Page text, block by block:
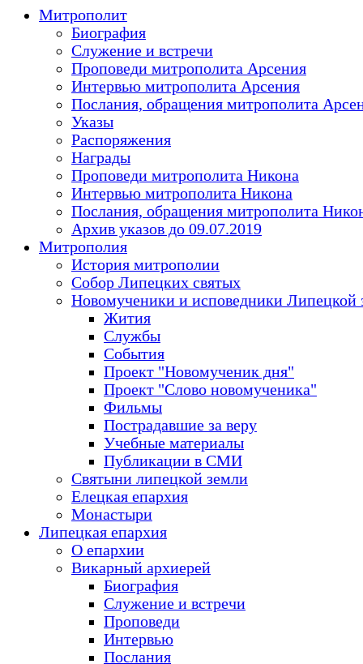
Митрополит
Биография
Служение и встречи
Проповеди митрополита Арсения
Интервью митрополита Арсения
Послания, обращения митрополита
Указы
Распоряжения
Награды
Проповеди митрополита Никона
Интервью митрополита Никона
Послания, обращения митрополита
Архив указов до 09.07.2019
Митрополия
История митрополии
Собор Липецких святых
Новомученики и исповедники Липецкой
Жития
Службы
События
Проект "Новомученик дня"
Проект "Слово новомученика"
Фильмы
Пострадавшие за веру
Учебные материалы
Публикации в СМИ
Святыни липецкой земли
Елецкая епархия
Монастыри
Липецкая епархия
О епархии
Викарный архиерей
Биография
Служение и встречи
Проповеди
Интервью
Послания